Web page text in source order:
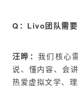
Q：Livo团队需要
汪晔：我们核心
说、懂内容、会
热爱虚拟文学、